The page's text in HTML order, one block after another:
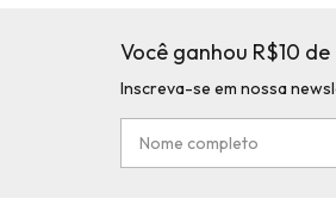
Você ganhou R$10
Inscreva-se em nossa